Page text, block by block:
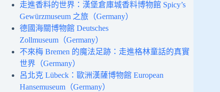
走進香料的世界：漢堡倉庫城香料博物館 Spicy’s
Gewürzmuseum 之旅（Germany）
德國海關博物館 Deutsches
Zollmuseum（Germany）
不來梅 Bremen 的魔法足跡：走進格林童話的真實
世界（Germany）
呂北克 Lübeck：歐洲漢薩博物館 European
Hansemuseum（Germany）